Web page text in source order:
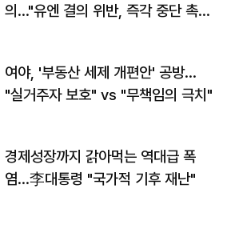
의…"유엔 결의 위반, 즉각 중단 촉
여야, '부동산 세제 개편안' 공방…
"실거주자 보호" vs "무책임의 극치"
경제성장까지 갉아먹는 역대급 폭
염…李대통령 "국가적 기후 재난"